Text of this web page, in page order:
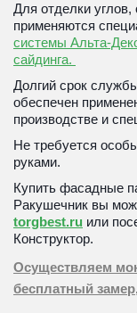
Для отделки
применяются
системы Альта-
сайдинга.
Долгий срок
обеспечен
производстве и
Не требуется
руками.
Купить фасадные
Ракушечник вы
torgbest.ru или
Конструктор.
Осуществляем
бесплатный